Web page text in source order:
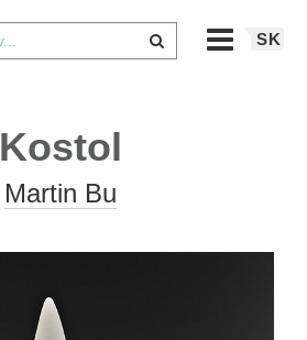
SK
Kostol
Martin Bu